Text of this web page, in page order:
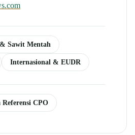
Sawit Mentah
Internasional & EUDR
CPO